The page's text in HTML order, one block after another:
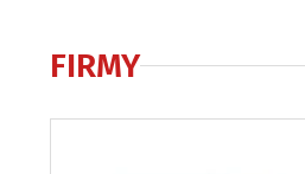
FIRMY